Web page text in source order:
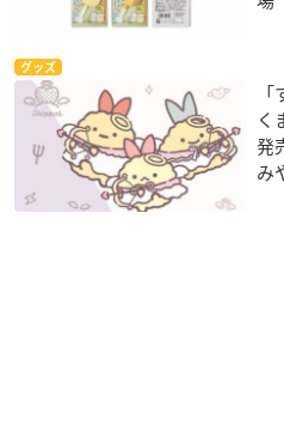
グッズ
く
発
み